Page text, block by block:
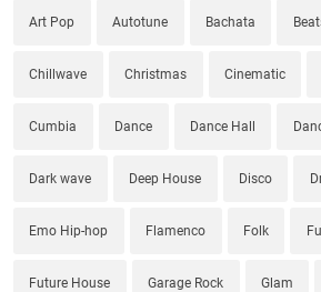
Art Pop Autotune Bachata
Chillwave Christmas Cinematic
Cumbia Dance Dance Hall
Dark wave Deep House Disco
Emo Hip-hop Flamenco Folk
Future House Garage Rock Glam